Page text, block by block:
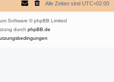
Alle Zeiten sind UTC+02:00
Software © phpBB Limited
durch phpBB.de